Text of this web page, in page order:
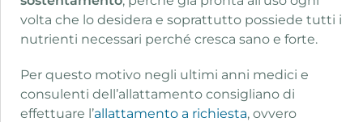
volta che lo desidera e soprattutto possiede tutti i
nutrienti necessari perché cresca sano e forte.
Per questo motivo negli ultimi anni medici e
consulenti dell’allattamento consigliano di
effettuare l’allattamento a richiesta, ovvero